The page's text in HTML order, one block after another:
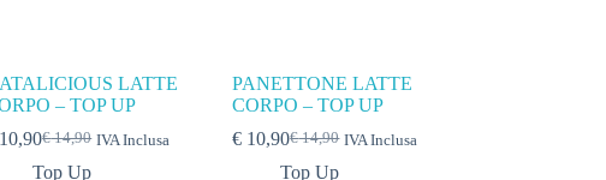
LATTE
– TOP UP
€14,90
10,90 IVA Inclusa
Top Up
PANETTONE LATTE
CORPO – TOP UP
€14,90
€ 10,90 IVA Inclusa
Top Up